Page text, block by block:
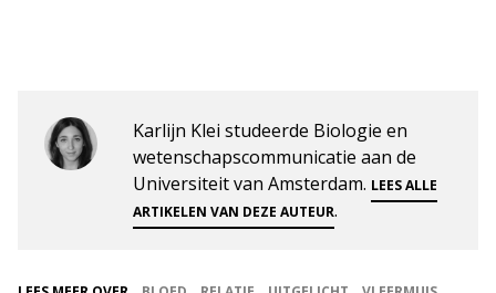
Karlijn Klei studeerde Biologie en
wetenschapscommunicatie aan de
Universiteit van Amsterdam. LEES ALLE
ARTIKELEN VAN DEZE AUTEUR.